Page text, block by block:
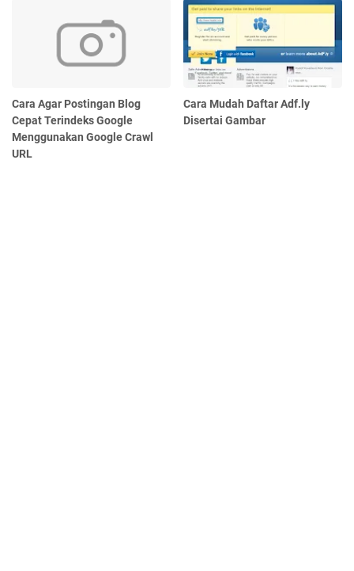
Cara Agar Postingan Blog
Cepat Terindeks Google
Menggunakan Google Crawl
URL
Cara Mudah Daftar Adf.ly
Disertai Gambar